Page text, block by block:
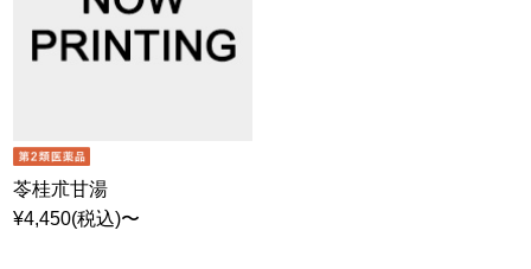
苓桂朮甘湯
¥4,450(税込)〜